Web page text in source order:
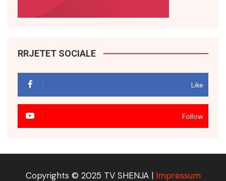
RRJETET SOCIALE
Like
Follow
Copyrights © 2025 TV SHENJA | Impressum